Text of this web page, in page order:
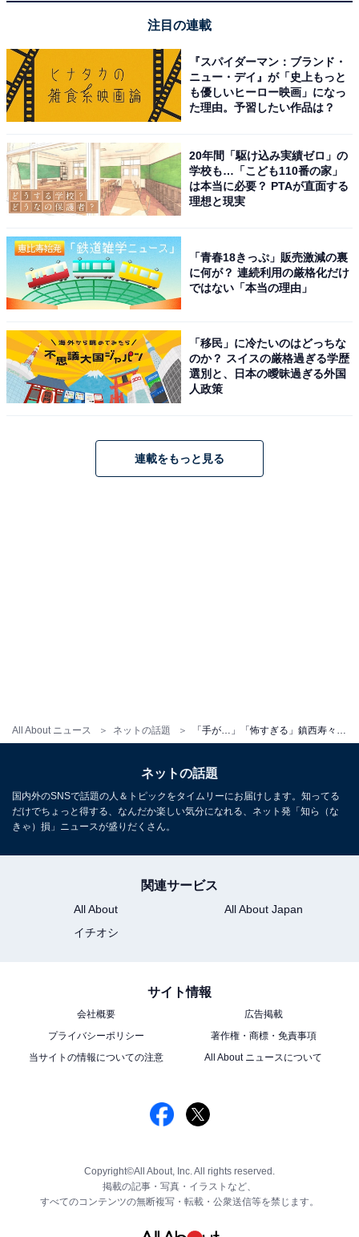
All About ニュース ネットの話題
注目の連載
『スパイダーマン：ブランド・
ニュー・デイ』が「史上もっと
も優しいヒーロー映画」になっ
た理由。予習したい作品は？
20年間「駆け込み実績ゼロ」の
学校も…「こども110番の家」
は本当に必要？ PTAが直面する
理想と現実
「青春18きっぷ」販売激減の裏
に何が？ 連続利用の厳格化だけ
ではない「本当の理由」
「移民」に冷たいのはどっちな
のか？ スイスの厳格過ぎる学歴
選別と、日本の曖昧過ぎる外国
人政策
連載をもっと見る
ネットの話題
国内外のSNSで話題の人＆トピックをタイムリーにお届けします。知ってる
だけでちょっと得する、なんだか楽しい気分になれる、ネット発「知ら（な
きゃ）損」ニュースが盛りだくさん。
関連サービス
All About
All About Japan
イチオシ
サイト情報
会社概要
広告掲載
プライバシーポリシー
著作権・商標・免責事項
当サイトの情報についての注意
All About ニュースについて
Copyright©All About, Inc. All rights reserved.
掲載の記事・写真・イラストなど、
すべてのコンテンツの無断複写・転載・公衆送信等を禁じます。